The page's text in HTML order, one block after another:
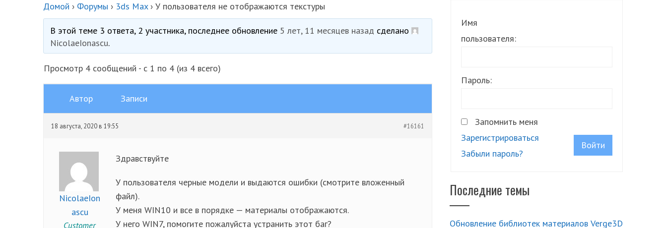
Домой › Форумы › 3ds Max › У пользователя не отображаются текстуры
В этой теме 3 ответа, 2 участника, последнее обновление 5 лет, 11 месяцев назад сделано
NicolaeIonascu.
Просмотр 4 сообщений - с 1 по 4 (из 4 всего)
Автор Записи
18 августа, 2020 в 19:55 #16161
NicolaeIon
ascu
Customer
Здравствуйте
У пользователя черные модели и выдаются ошибки (смотрите вложенный
файл).
У меня WIN10 и все в порядке — материалы отображаются.
У него WIN7, помогите пожалуйста устранить этот баг?
Имя
пользователя:
Пароль:
Запомнить меня
Войти
Зарегистрироваться
Забыли пароль?
Последние темы
Обновление библиотек материалов Verge3D